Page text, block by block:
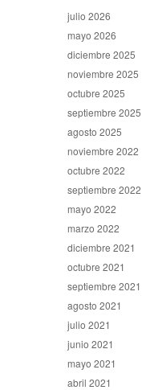
julio 2026
mayo 2026
diciembre 2025
noviembre 2025
octubre 2025
septiembre 2025
agosto 2025
noviembre 2022
octubre 2022
septiembre 2022
mayo 2022
marzo 2022
diciembre 2021
octubre 2021
septiembre 2021
agosto 2021
julio 2021
junio 2021
mayo 2021
abril 2021